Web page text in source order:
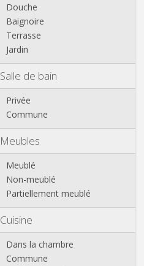
Douche
Baignoire
Terrasse
Jardin
Salle de bain
Privée
Commune
Meubles
Meublé
Non-meublé
Partiellement meublé
Cuisine
Dans la chambre
Commune